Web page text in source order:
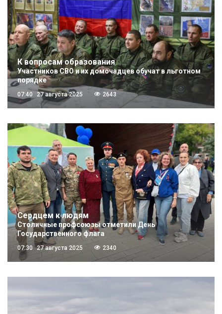
К вопросам образования
Участников СВО и их домочадцев обучат в льготном
порядке
07:40 27 августа 2025 2643
Сердцем к людям
Столичные профсоюзы отметили День
Государственного флага
07:30 27 августа 2025 2340